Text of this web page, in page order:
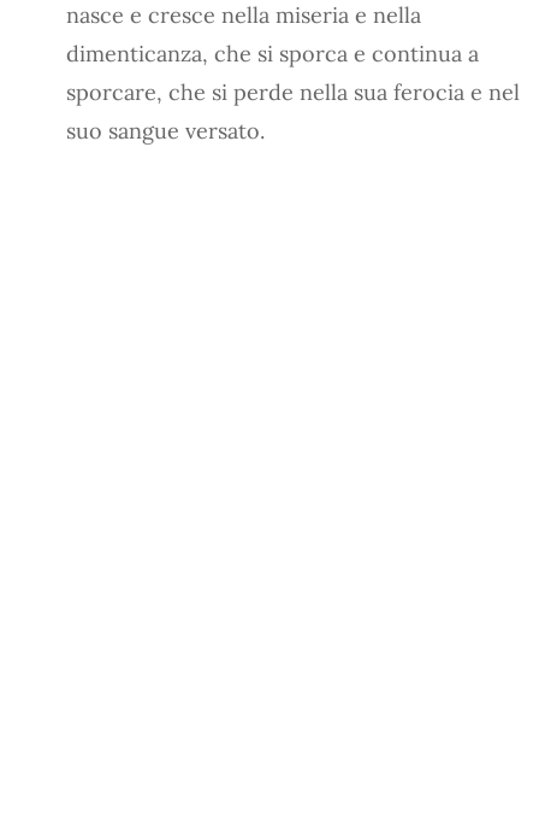
nasce e cresce nella miseria e nella
dimenticanza, che si sporca e continua a
sporcare, che si perde nella sua ferocia e nel
suo sangue versato.